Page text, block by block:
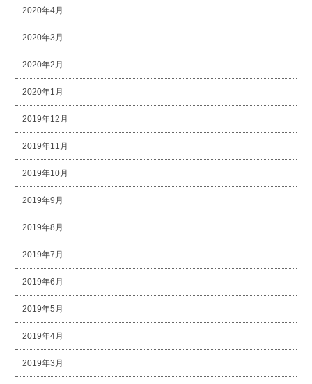
2020年4月
2020年3月
2020年2月
2020年1月
2019年12月
2019年11月
2019年10月
2019年9月
2019年8月
2019年7月
2019年6月
2019年5月
2019年4月
2019年3月